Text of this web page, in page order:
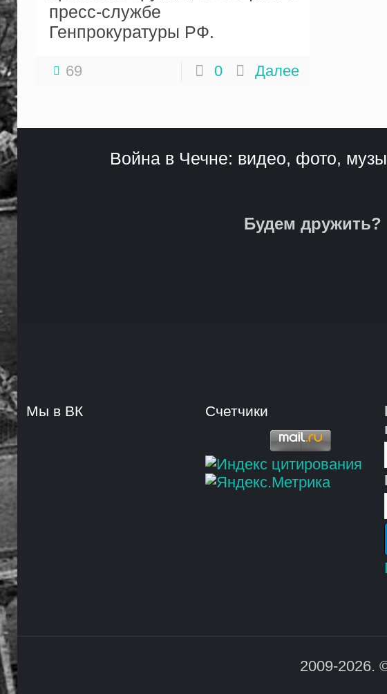
пресс-службе
Генпрокуратуры РФ.
69 0 Далее
Война в Чечне: видео, фото,
Будем дружить?
Мы в ВК Счетчики
2009-2026.